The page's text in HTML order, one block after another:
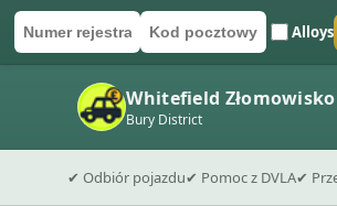
Numer
Kod pocztowyAlloys
Wyślij formularz wyceny
Whitefield Złomowisko
Bury District
✔ Odbiór pojazdu✔ Pomoc z DVLA✔